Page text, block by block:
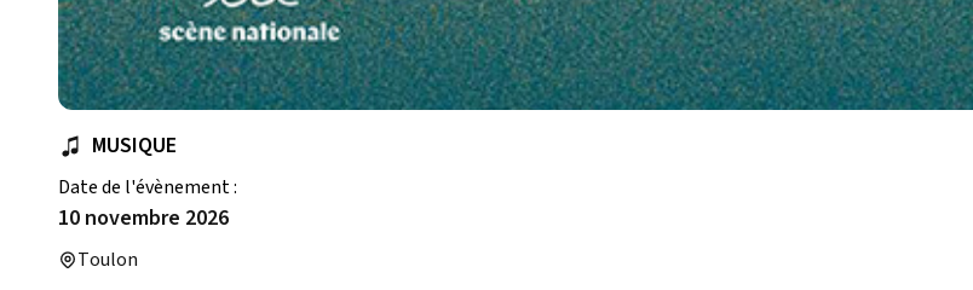
MUSIQUE
Date de l'évènement :
10 novembre 2026
Toulon